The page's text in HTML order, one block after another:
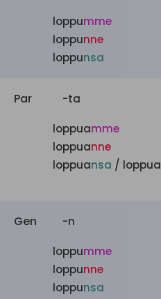
loppumme
loppunne
loppunsa
Par -ta
loppuamme
loppuanne
loppuansa / loppua
Gen -n
loppumme
loppunne
loppunsa